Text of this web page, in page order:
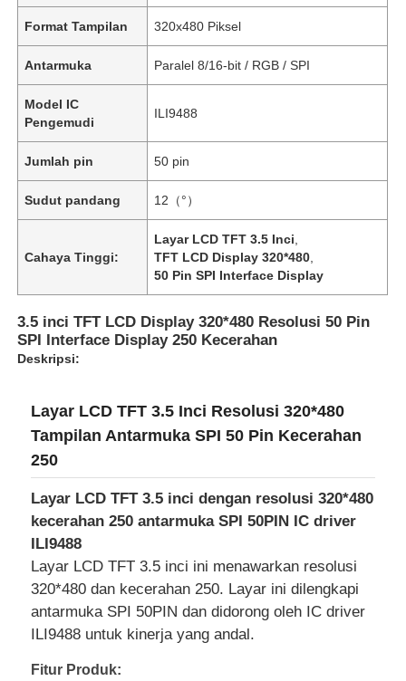
Rumah
Produk
Video
Format Tampilan 320x480 Piksel
Antarmuka Paralel 8/16-bit / RGB / SPI
Model IC
Pengemudi
ILI9488
Jumlah pin 50 pin
Sudut pandang 12（°）
Cahaya Tinggi:
Layar LCD TFT 3.5 Inci
TFT LCD Display 320*480
50 Pin SPI Interface Display
3.5 inci TFT LCD Display 320*480 Resolusi 50 Pin
SPI Interface Display 250 Kecerahan
Deskripsi:
Layar LCD TFT 3.5 Inci Resolusi 320*480
Tampilan Antarmuka SPI 50 Pin Kecerahan
250
Layar LCD TFT 3.5 inci dengan resolusi 320*480
kecerahan 250 antarmuka SPI 50PIN IC driver
ILI9488
Layar LCD TFT 3.5 inci ini menawarkan resolusi
320*480 dan kecerahan 250. Layar ini dilengkapi
antarmuka SPI 50PIN dan didorong oleh IC driver
ILI9488 untuk kinerja yang andal.
Fitur Produk: